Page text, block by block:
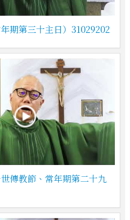
期第三十主日）31029202
傳教節、常年期第二十九